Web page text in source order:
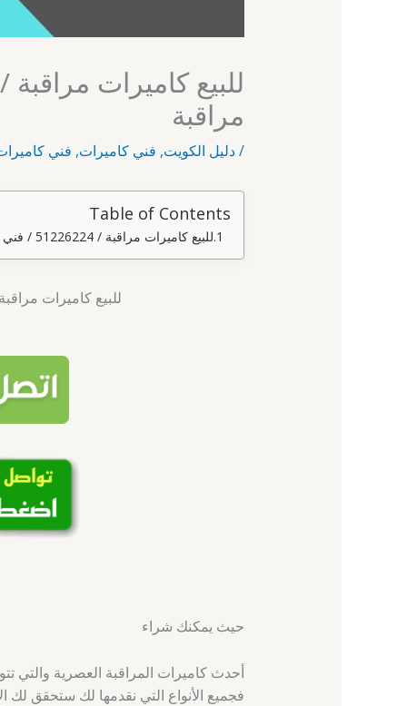
مراقبة
/دليل الكويت, فني كاميرات, فني
Table of Contents
للبيع كاميرات مراقبة / 51226224 / فني تركيب كاميرات مراقبة
للبيع كاميرات مراقبة / 51226224 / فني تركيب
حيث يمكنك شراء
أحدث كاميرات المراقبة العصرية والتي
فجميع الأنواع التي نقدمها لك ستحقق لك